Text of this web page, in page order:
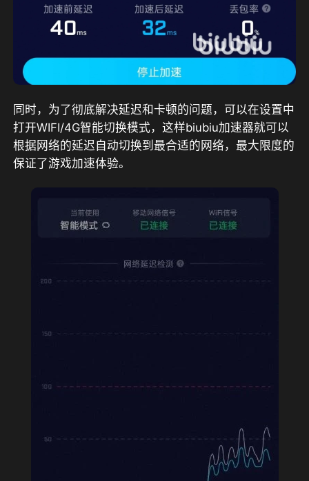
同时，为了彻底解决延迟和卡顿的问题，可以在设置中
打开WIFI/4G智能切换模式，这样biubiu加速器就可以
根据网络的延迟自动切换到最合适的网络，最大限度的
保证了游戏加速体验。